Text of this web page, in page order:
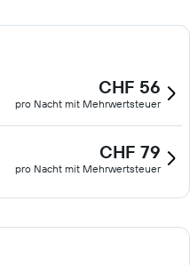
CHF 56
pro Nacht mit Mehrwertsteuer
CHF 79
pro Nacht mit Mehrwertsteuer